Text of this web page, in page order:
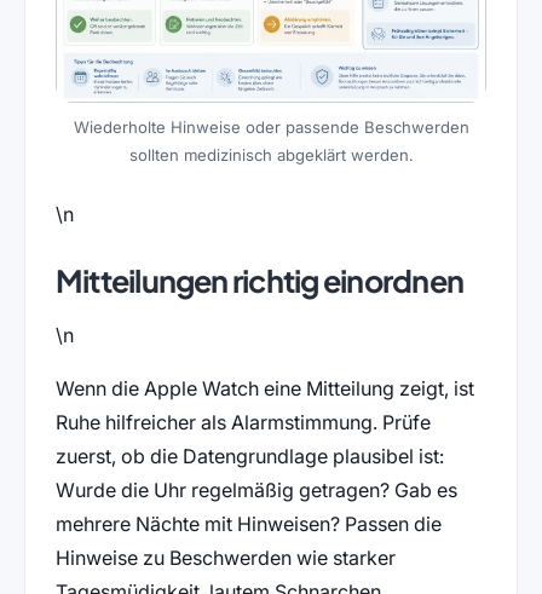
Wiederholte Hinweise oder passende Beschwerden
sollten medizinisch abgeklärt werden.
\n
Mitteilungen richtig einordnen
\n
Wenn die Apple Watch eine Mitteilung zeigt, ist
Ruhe hilfreicher als Alarmstimmung. Prüfe
zuerst, ob die Datengrundlage plausibel ist:
Wurde die Uhr regelmäßig getragen? Gab es
mehrere Nächte mit Hinweisen? Passen die
Hinweise zu Beschwerden wie starker